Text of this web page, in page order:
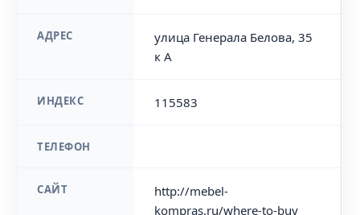
АДРЕС
улица Генерала Белова, 35
к А
ИНДЕКС 115583
ТЕЛЕФОН
САЙТ
http://mebel-
kompras.ru/where-to-buy